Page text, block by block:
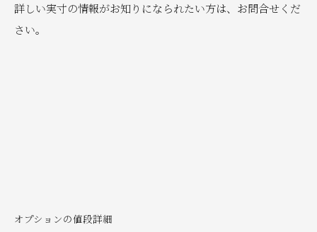
詳しい実寸の情報がお知りになられたい方は、お問合せくだ
さい。
オプションの値段詳細